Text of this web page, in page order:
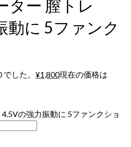
ター 膣トレ
動に 5ファンク
した。 ¥1,800現在の価格は
の強力振動に 5ファンクショ